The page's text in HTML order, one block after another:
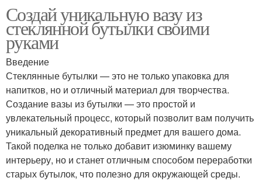
Создай уникальную вазу из
стеклянной бутылки своими
руками
Введение
Стеклянные бутылки — это не только упаковка для
напитков, но и отличный материал для творчества.
Создание вазы из бутылки — это простой и
увлекательный процесс, который позволит вам получить
уникальный декоративный предмет для вашего дома.
Такой поделка не только добавит изюминку вашему
интерьеру, но и станет отличным способом переработки
старых бутылок, что полезно для окружающей среды.